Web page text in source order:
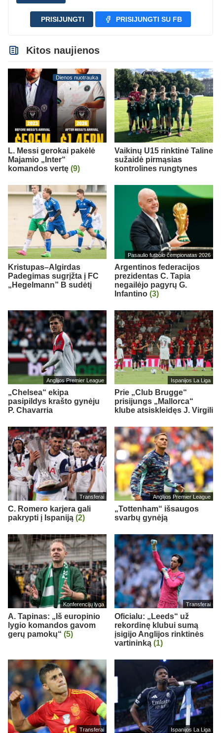
PRISIJUNGTI PRISIJUNGTI SU FB
Kitos naujienos
Dienos nuotrauka
L. Messi gerokai pakėlė
Majamio „Inter“
komandos vertę (9)
Vaikinų U15 rinktinė Taline
sužaidė pirmąsias
kontrolines rungtynes
Kristupas–Algirdas
Padegimas sugrįžta į FC
„Hegelmann” B sudėtį
Pasaulio futbolo čempionatas 2026
Argentinos federacijos
prezidentas C. Tapia
negailėjo pagyrų G.
Infantino (3)
Anglijos Premier League
„Chelsea“ ekipa
pasipildys krašto gynėju
P. Chavarria
Ispanijos La Liga
Prie „Club Brugge“
prisijungs „Mallorca“
klube atsiskleidęs J. Virgili
Transferai
C. Romero karjera gali
pakrypti į Ispaniją (2)
Anglijos Premier League
„Tottenham“ išsaugos
svarbų gynėją
Konferencijų lyga
A. Tapinas: „Iš europinio
lygio komandos gavom
gerų pamokų“ (5)
Transferai
Oficialu: „Leeds“ už
rekordinę klubui sumą
įsigijo Anglijos rinktinės
vartininką (1)
Transferai Ispanijos La Liga